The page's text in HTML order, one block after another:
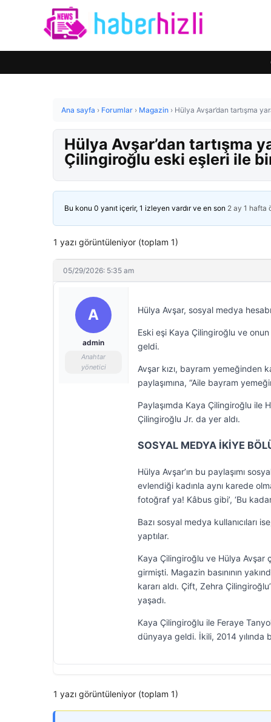
Ana sayfa › Forumlar › Magazin › Hülya Avşar’dan tartışma
Hülya Avşar’dan tartışma
Çilingiroğlu eski eşleri ile
Bu konu 0 yanıt içerir, 1 izleyen vardır ve en son 2 ay 1 hafta
1 yazı görüntüleniyor (toplam 1)
05/29/2026: 5:35 am
A
admin
Anahtar
yönetici
Hülya Avşar, sosyal medya
Eski eşi Kaya Çilingiroğlu ve
geldi.
Avşar kızı, bayram yemeğinden
paylaşımına, “Aile bayram
Paylaşımda Kaya Çilingiroğlu ile
Çilingiroğlu Jr. da yer aldı.
SOSYAL MEDYA İKİYE
Hülya Avşar’ın bu paylaşımı
evlendiği kadınla aynı karede
fotoğraf ya! Kâbus gibi’, ‘Bu
Bazı sosyal medya kullanıcıları
yaptılar.
Kaya Çilingiroğlu ve Hülya Avşar
girmişti. Magazin basınının
kararı aldı. Çift, Zehra
yaşadı.
Kaya Çilingiroğlu ile Feraye
dünyaya geldi. İkili, 2014 yılında
1 yazı görüntüleniyor (toplam 1)